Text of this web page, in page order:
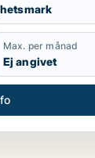
Max. per månad
Ej angivet